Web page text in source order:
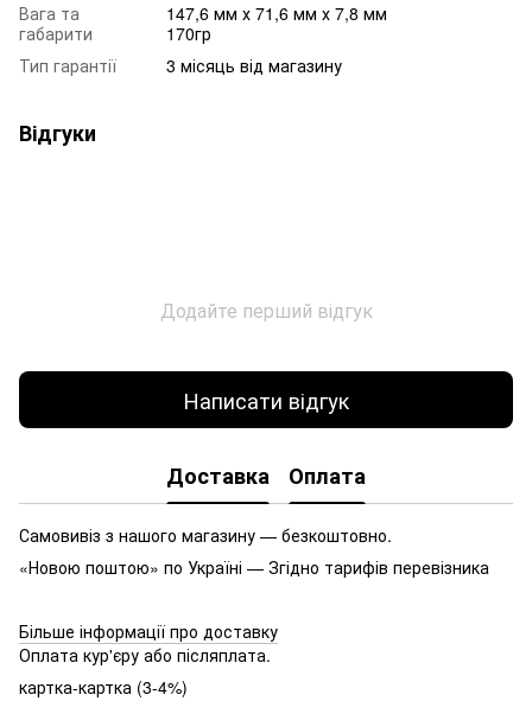
Вага та
габарити
147,6 мм х 71,6 мм х 7,8 мм
170гр
Тип гарантії
3 місяць від магазину
Відгуки
Додайте перший відгук
Написати відгук
Доставка Оплата
Самовивіз з нашого магазину — безкоштовно.
«Новою поштою» по Україні — Згідно тарифів перевізника
Більше інформації про доставку
Оплата кур'єру або післяплата.
картка-картка (3-4%)